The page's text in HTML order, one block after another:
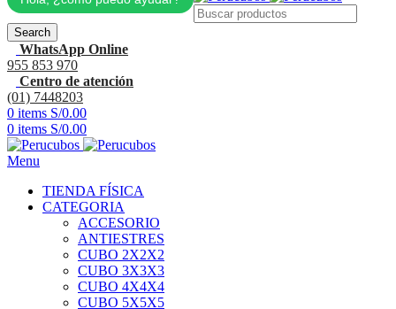
Search
WhatsApp Online
955 853 970
Centro de atención
(01) 7448203
0 items S/0.00
0 items S/0.00
Menu
TIENDA FÍSICA
CATEGORIA
ACCESORIO
ANTIESTRES
CUBO 2X2X2
CUBO 3X3X3
CUBO 4X4X4
CUBO 5X5X5